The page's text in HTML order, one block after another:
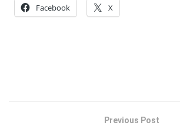
Facebook X
Previous Post